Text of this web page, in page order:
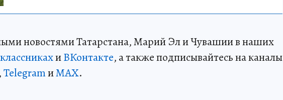
новостями Татарстана, Марий Эл и Чувашии в наших
иВКонтакте, а также подписывайтесь на каналы
,TelegramиMAX.